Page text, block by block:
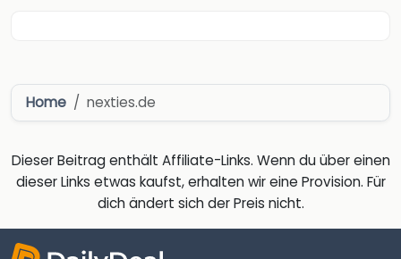
Home nexties.de
Dieser Beitrag enthält Affiliate-Links. Wenn du über einen
dieser Links etwas kaufst, erhalten wir eine Provision. Für
dich ändert sich der Preis nicht.